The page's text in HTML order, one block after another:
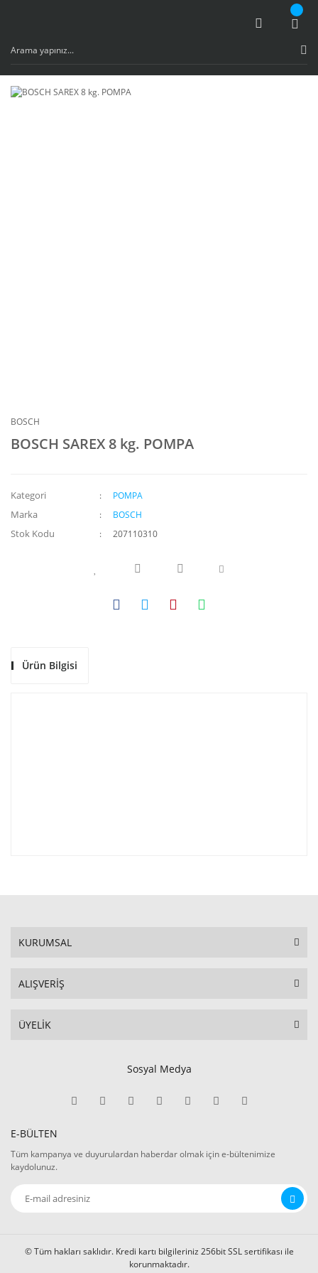
BOSCH
BOSCH SAREX 8 kg. POMPA
Kategori POMPA
Marka BOSCH
Stok Kodu 207110310
Ürün Bilgisi
KURUMSAL
ALIŞVERİŞ
ÜYELİK
Sosyal Medya
E-BÜLTEN
Tüm kampanya ve duyurulardan haberdar olmak için e-bültenimize
kaydolunuz.
© Tüm hakları saklıdır. Kredi kartı bilgileriniz 256bit SSL sertifikası ile
korunmaktadır.